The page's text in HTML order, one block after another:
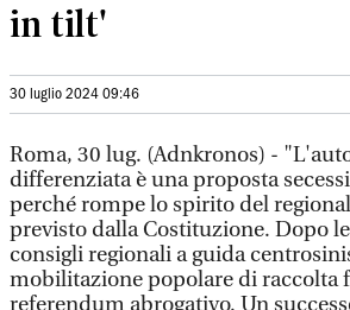
in tilt'
30 luglio 2024 09:46
Roma, 30 lug. (Adnkronos) -
differenziata è una proposta
perché rompe lo spirito del
previsto dalla Costituzione. Dopo
consigli regionali a guida
mobilitazione popolare di raccolta
referendum abrogativo. Un